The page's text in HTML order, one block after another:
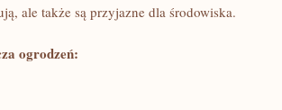
​ale także są przyjazne dla środowiska.
ogrodzeń: